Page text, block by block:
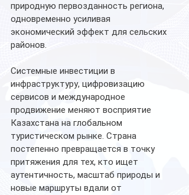
природную первозданность региона,
одновременно усиливая
экономический эффект для сельских
районов.
Системные инвестиции в
инфраструктуру, цифровизацию
сервисов и международное
продвижение меняют восприятие
Казахстана на глобальном
туристическом рынке. Страна
постепенно превращается в точку
притяжения для тех, кто ищет
аутентичность, масштаб природы и
новые маршруты вдали от